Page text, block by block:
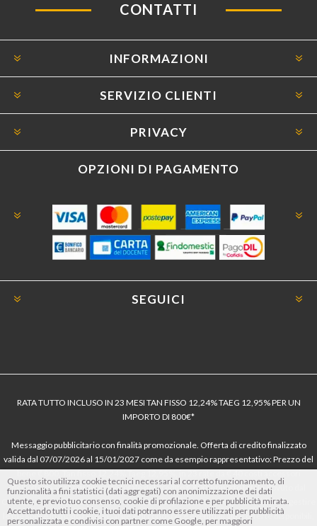
CONTATTI
INFORMAZIONI
SERVIZIO CLIENTI
PRIVACY
OPZIONI DI PAGAMENTO
SEGUICI
RATA TUTTO INCLUSO IN 23 MESI TAN FISSO 12,24% TAEG 12,95% PER UN
IMPORTO DI 800€*
Messaggio pubblicitario con finalità promozionale. Offerta di credito finalizzato
valida dal 07/07/2026 al 15/01/2027 come da esempio rappresentativo: Prezzo del
dell’offerta azzerati. Importo totale del credito € 800. Importo totale dovuto dal
Consumatore € 920. Decorrenza media della prima rata a 90 giorni. Al fine di gestire
le tue spese in modo responsabile e di conoscere eventuali altre offerte disponibili,
Questo sito utilizza cookie tecnici necessari al corretto funzionamento, di
funzionalità a fini statistici (dati aggregati) con anonimizzazione dei dati
utente, e previo tuo consenso, cookie di profilazione e per pubblicità mirata.
Accettando tutti i cookie, i tuoi dati potranno essere utilizzati per pubblicità
personalizzata e condivisi con partner come Google, per maggiori